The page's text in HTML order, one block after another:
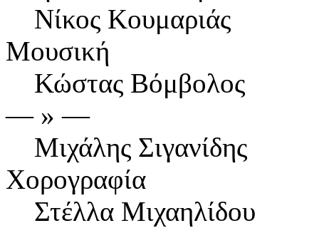
Νίκος Κουμαριάς
Μουσική
Κώστας Βόμβολος
― » ―
Μιχάλης Σιγανίδης
Χορογραφία
Στέλλα Μιχαηλίδου